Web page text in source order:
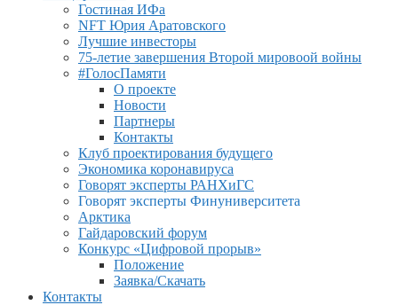
Гостиная ИФа
NFT Юрия Аратовского
Лучшие инвесторы
75-летие завершения Второй мировоой войны
#ГолосПамяти
О проекте
Новости
Партнеры
Контакты
Клуб проектирования будущего
Экономика коронавируса
Говорят эксперты РАНХиГС
Говорят эксперты Финуниверситета
Арктика
Гайдаровский форум
Конкурс «Цифровой прорыв»
Положение
Заявка/Скачать
Контакты